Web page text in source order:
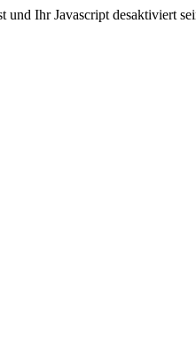
und Ihr Javascript desaktiviert